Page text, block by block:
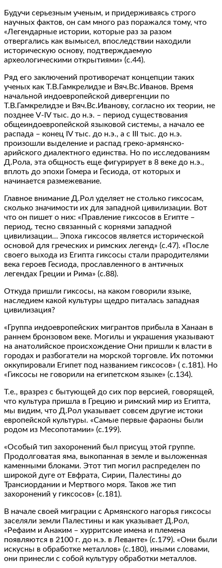
Будучи серьезным ученым, и придерживаясь строго
научных фактов, он сам много раз поражался тому, что
«Легендарные истории, которые раз за разом
отвергались как вымысел, впоследствии находили
историческую основу, подтверждаемую
археологическими открытиями» (с.44).
Ряд его заключений противоречат концепции таких
ученых как Т.В.Гамкрелидзе и Вяч.Вс.Иванов. Время
начальной индоевропейской дивергенции по
Т.В.Гамкрелидзе и Вяч.Вс.Иванову, согласно их теории, не
позднее V-IV тыс. до н.э. – период существования
общеиндоевропейской языковой системы, а начало ее
распада – конец IV тыс. до н.э., а с III тыс. до н.э.
произошли выделение и распад греко-армянско-
арийского диалектного единства. Но по исследованиям
Д.Рола, эта общность еще фигурирует в 8 веке до н.э.,
вплоть до эпохи Гомера и Гесиода, от которых и
начинается размежевание.
Главное внимание Д.Рол уделяет не столько гиксосам,
сколько значимости их для западной цивилизации. Вот
что он пишет о них: «Правление гиксосов в Египте –
период, тесно связанный с корнями западной
цивилизации… Эпоха гиксосов является исторической
основой для греческих и римских легенд» (с.47). «После
своего выхода из Египта гиксосы стали прародителями
века героев Гесиода, прославленного в античных
легендах Греции и Рима» (с.88).
Откуда пришли гиксосы, на каком говорили языке,
наследием какой культуры щедро питалась западная
цивилизация?
«Группа индоевропейских мигрантов прибыла в Ханаан в
раннем бронзовом веке. Могилы и украшения указывают
на анатолийское происхождение Они пришли к власти в
городах и разбогатели на морской торговле. Их потомки
оккупировали Египет под названием гиксосов» ( с.181). Но
«Гиксосы не говорили на египетском языке» (с.134).
Т.е., вразрез с бытующей до сих пор версией, говорящей,
что культура пришла в Грецию и римский мир из Египта,
мы видим, что Д.Рол указывает совсем другие истоки
европейской культуры. «Самые первые фараоны были
родом из Месопотамии» (с.199).
«Особый тип захоронений был присущ этой группе.
Продолговатая яма, выкопанная в земле и выложенная
каменными блоками. Этот тип могил распределен по
широкой дуге от Евфрата, Сирии, Палестины до
Трансиордании и Мертвого моря. Таков же тип
захоронений у гиксосов» (с.181).
В начале своей миграции с Армянского нагорья гиксосы
заселяли земли Палестины и как указывает Д.Рол,
«Рефаим и Анаким – хурритские имена и племена
появляются в 2100 г. до н.э. в Леванте» (с.179). «Они были
искусны в обработке металлов» (с.180), иными словами,
они принесли с собой культуру обработки металлов.